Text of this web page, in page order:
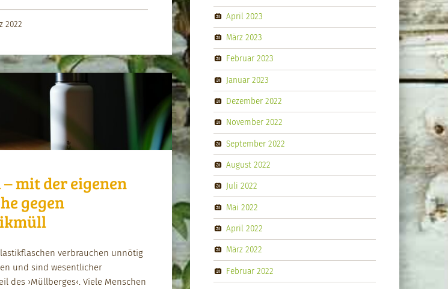
2022
mit der eigenen
gegen
ver­brauchen unnötig
und sind wesentlich­er
des ›Müll­berges‹. Viele Men­schen
April 2023
März 2023
Februar 2023
Januar 2023
Dezember 2022
November 2022
September 2022
August 2022
Juli 2022
Mai 2022
April 2022
März 2022
Februar 2022